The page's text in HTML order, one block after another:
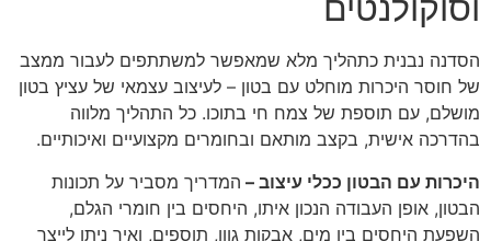
הסדנה נבנית כתהליך מלא שמאפשר למשתתפים לעבור ממצב
של חוסר היכרות מוחלט עם בטון – לעיצוב עצמאי של עציץ בטון
מושלם, עם תוספת של צמח חי בתוכו. כל התהליך מלווה
בהדרכה אישית, בקצב מותאם ובחומרים מקצועיים ואיכותיים.
היכרות עם הבטון ככלי עיצוב – המדריך מסביר על תכונות
הבטון, אופן העבודה הנכון איתו, היחסים בין חומרי הגלם,
השפעת היחסים בין מים, אבקות גוון, תוספים, ואיך ניתן לייצר